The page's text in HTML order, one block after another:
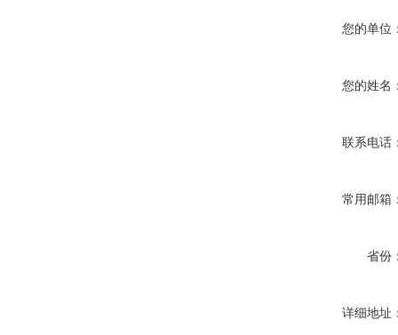
您的单位
您的姓名
联系电话
常用邮箱
省份
详细地址